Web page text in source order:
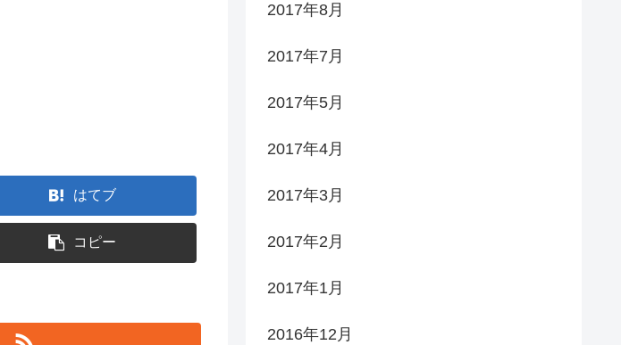
はてブ
コピー
2017年8月
2017年7月
2017年5月
2017年4月
2017年3月
2017年2月
2017年1月
2016年12月